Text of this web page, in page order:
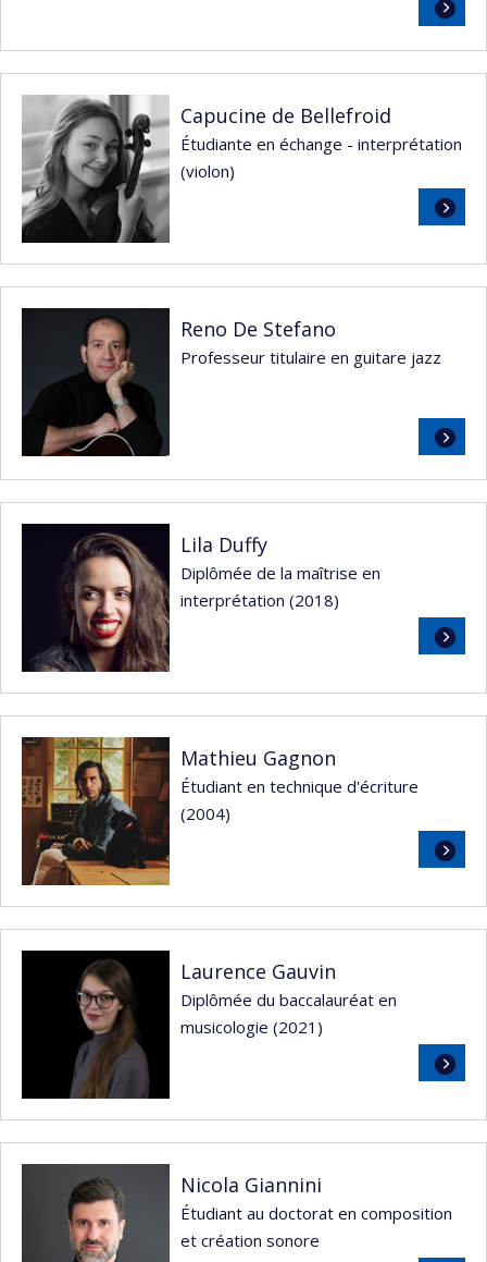
Lire
la
Capucine de Bellefroid
Étudiante en échange - interprétation
(violon)
Lire
la
suite
Reno De Stefano
Professeur titulaire en guitare jazz
Lire
la
Lila Duffy
Diplômée de la maîtrise en
interprétation (2018)
Lire
la
suite
Mathieu Gagnon
Étudiant en technique d'écriture
(2004)
Lire
la
suite
Laurence Gauvin
Diplômée du baccalauréat en
musicologie (2021)
Lire
la
suite
Nicola Giannini
Étudiant au doctorat en composition
et création sonore